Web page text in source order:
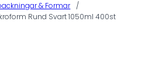
& Formar
/
Rund Svart 1050ml 400st